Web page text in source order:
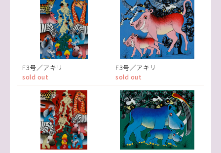
F3号／アキリ
sold out
F3号／アキリ
sold out